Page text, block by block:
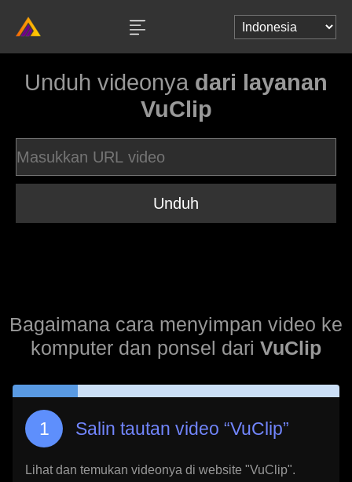
Unduh videonya dari layanan
VuClip
Unduh
Bagaimana cara menyimpan video ke
komputer dan ponsel dari VuClip
Salin tautan video “VuClip”
Lihat dan temukan videonya di website "VuClip".